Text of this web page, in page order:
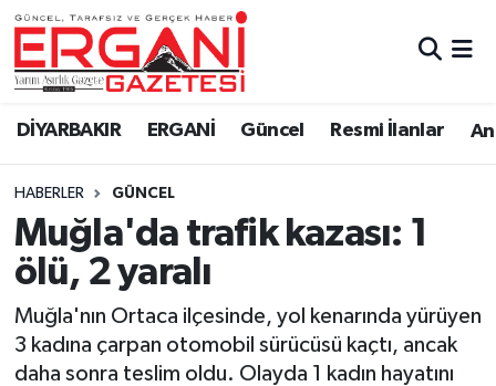
DİYARBAKIR ERGANİ Güncel Resmi İlanlar
HABERLER GÜNCEL
Muğla'da trafik kazası: 1
ölü, 2 yaralı
Muğla'nın Ortaca ilçesinde, yol kenarında yürüyen
3 kadına çarpan otomobil sürücüsü kaçtı, ancak
daha sonra teslim oldu. Olayda 1 kadın hayatını
DİYARBAKIR
BİSMİL
BAĞLAR
ERGANİ
Güncel
Eği̇ti̇m
Resmi İlanlar
Sağlık
Ergani Nöbetçi Eczaneler
Ergani Hava Durumu
Ergani Trafik Yoğunluk Haritası
Süper Lig Puan Durumu ve Fikstür
Tüm Manşetler
Son Dakika Haberleri